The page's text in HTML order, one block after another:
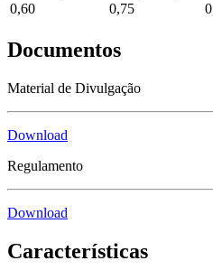
0,60
0,75
Documentos
Material de Divulgação
Download
Regulamento
Download
Características